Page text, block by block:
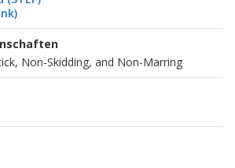
Non-Skidding, and Non-Marring